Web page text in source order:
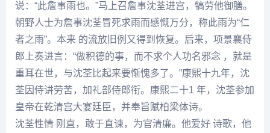
说：“此詹事雨也。”马上召詹事沈荃进宫，犒劳他御膳。
朝野人士为詹事沈荃冒死求雨而感慨万分，称此雨为“仁
者之雨”。本来 的流放旧例又得到恢复。后来，项景襄侍
郎上奏进言：“做积德的事，而不求个人功名邪念 ，就是
重耳在世，与沈荃比起来要惭愧多了。”康熙十九年，沈
荃因侍讲劳苦，加礼部侍郎衔。康熙二十1 年，沈荃参加
皇帝在乾清宫大宴廷臣，并奉旨赋柏梁体诗。
沈荃性情 刚直，敢于直谏，为官清廉。他爱好 诗歌，他